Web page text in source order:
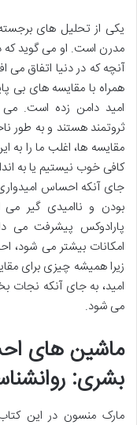
یکی از تحلیل های
مدرن است. او می گوید که
آنچه که در دنیا اتفاق
همراه با مقایسه های بی
امید دامن زده است. می
ثروتمند هستند و به طور
مقایسه ها، اغلب ما را به
کافی خوب نیستیم یا به
جای آنکه احساس
بودن و ناامیدی گیر
پارادوکس پیشرفت می
امکانات بیشتر می
زیرا همیشه چیزی برای
امید، به جای آنکه نجات
می شود.
ماشین های
بشری:
مارک منسون در این